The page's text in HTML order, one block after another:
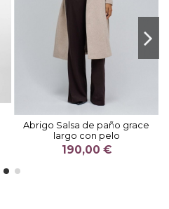
Abrigo Salsa de paño grace
largo con pelo
190,00 €